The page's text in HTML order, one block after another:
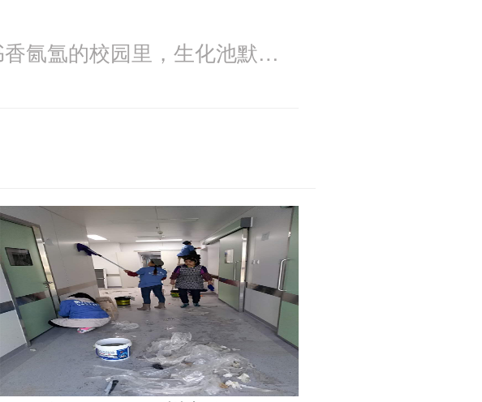
在重庆三峡学院书香氤氲的校园里，生化池默默承载着污水